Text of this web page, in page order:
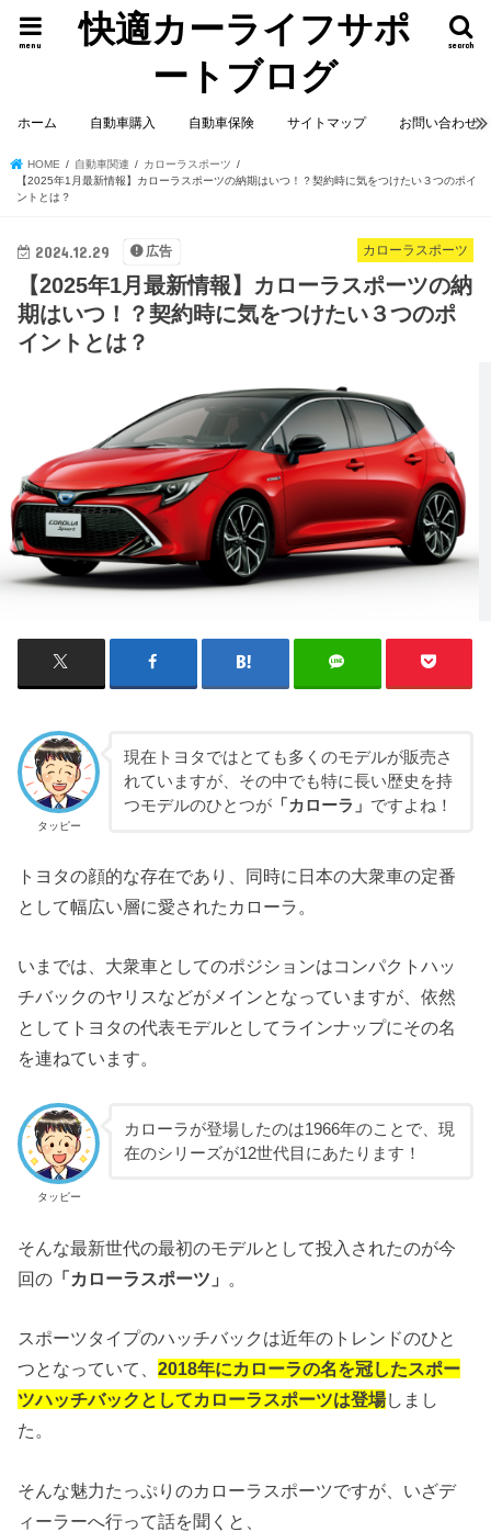
快適カーライフサポ
ートブログ
search
menu
ホーム 自動車購入 自動車保険 サイトマップ お問い合わせ
HOME 自動車関連
カローラスポーツ
【2025年1月最新情報】カローラスポーツの納期はいつ！？契約時に気をつけたい３つのポイ
ントとは？
カローラスポーツ
2024.12.29 広告
【2025年1月最新情報】カローラスポーツの納
期はいつ！？契約時に気をつけたい３つのポ
イントとは？
タッピー
現在トヨタではとても多くのモデルが販売さ
れていますが、その中でも特に長い歴史を持
つモデルのひとつが「カローラ」 ですよね！
トヨタの顔的な存在であり、同時に日本の大衆車の定番
として幅広い層に愛されたカローラ。
いまでは、大衆車としてのポジションはコンパクトハッ
チバックのヤリスなどがメインとなっていますが、依然
としてトヨタの代表モデルとしてラインナップにその名
を連ねています。
タッピー
カローラが登場したのは1966年のことで、現
在のシリーズが12世代目にあたります！
そんな最新世代の最初のモデルとして投入されたのが今
回の 「カローラスポーツ」 。
スポーツタイプのハッチバックは近年のトレンドのひと
つとなっていて、2018年にカローラの名を冠したスポー
ツハッチバックとしてカローラスポーツは登場しまし
た。
そんな魅力たっぷりのカローラスポーツですが、いざデ
ィーラーへ行って話を聞くと、